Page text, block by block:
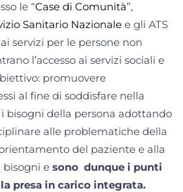
le “Case di Comunità”,
Sanitario Nazionale e gli ATS
servizi per le persone non
l’accesso ai servizi sociali e
promuovere
al fine di soddisfare nella
bisogni della persona adottando
alle problematiche della
del paziente e alla
bisogni e sono dunque i punti
presa in carico integrata.